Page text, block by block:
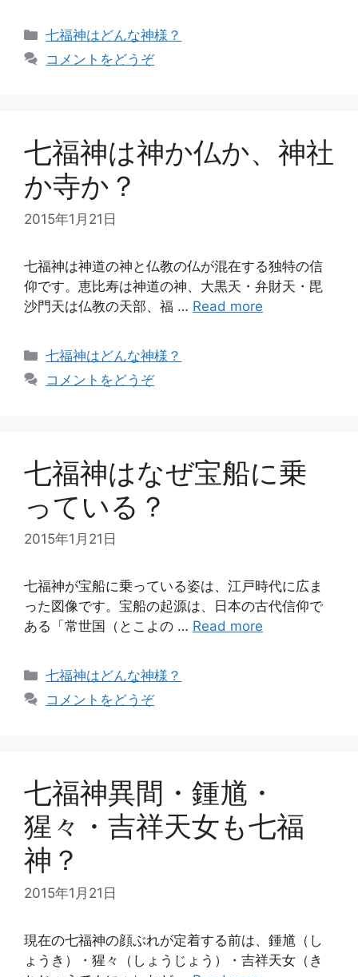
カ
テ
七福神はどんな神様？
コメントをどうぞ
七福神は神か仏か、神社
か寺か？
2015年1月21日
七福神は神道の神と仏教の仏が混在する独特の信
仰です。恵比寿は神道の神、大黒天・弁財天・毘
沙門天は仏教の天部、福 … Read more
カ
七福神はどんな神様？
コメントをどうぞ
七福神はなぜ宝船に乗
っている？
2015年1月21日
七福神が宝船に乗っている姿は、江戸時代に広ま
った図像です。宝船の起源は、日本の古代信仰で
ある「常世国（とこよの … Read more
カ
テ
七福神はどんな神様？
コメントをどうぞ
七福神異間・鍾馗・
猩々・吉祥天女も七福
神？
2015年1月21日
現在の七福神の顔ぶれが定着する前は、鍾馗（し
ょうき）・猩々（しょうじょう）・吉祥天女（き